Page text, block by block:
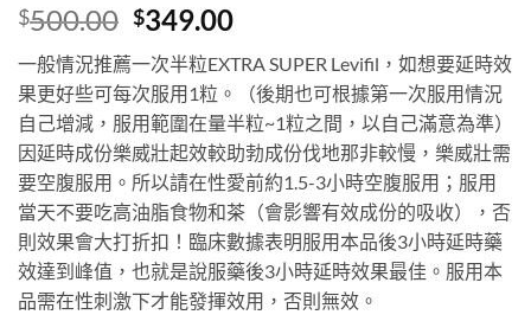
$500.00 Original
price
was:
$500.00.
$349.00Current
is:
$349.00.
一般情況推薦一次半粒EXTRA SUPER Levifil，如想要延時效
果更好些可每次服用1粒。（後期也可根據第一次服用情況
自己增減，服用範圍在量半粒~1粒之間，以自己滿意為準）
因延時成份樂威壯起效較助勃成份伐地那非較慢，樂威壯需
要空腹服用。所以請在性愛前約1.5-3小時空腹服用；服用
當天不要吃高油脂食物和茶（會影響有效成份的吸收），否
則效果會大打折扣！臨床數據表明服用本品後3小時延時藥
效達到峰值，也就是說服藥後3小時延時效果最佳。服用本
品需在性刺激下才能發揮效用，否則無效。